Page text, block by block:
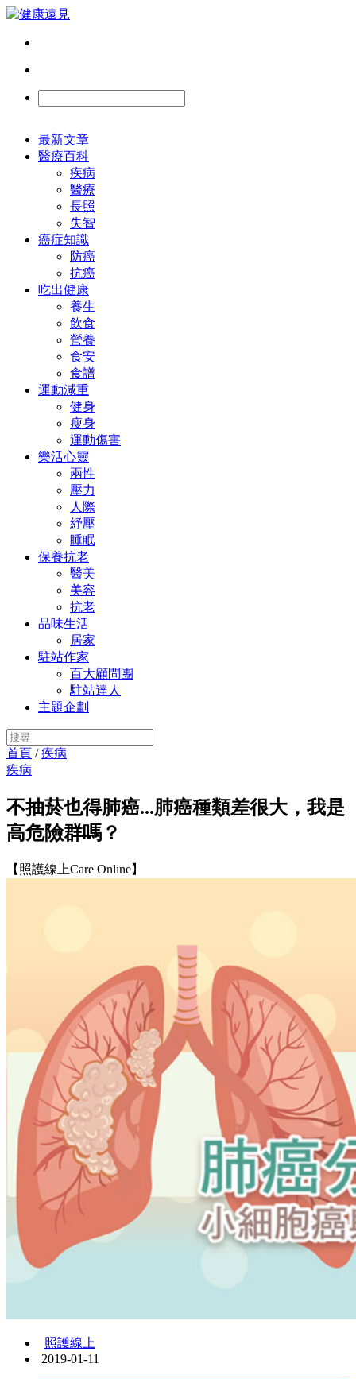
最新文章
醫療百科
疾病
醫療
長照
失智
癌症知識
防癌
抗癌
吃出健康
養生
飲食
營養
食安
食譜
運動減重
健身
瘦身
運動傷害
樂活心靈
兩性
壓力
人際
紓壓
睡眠
保養抗老
醫美
美容
抗老
品味生活
居家
駐站作家
百大顧問團
駐站達人
主題企劃
首頁 /疾病
疾病
不抽菸也得肺癌...肺癌種類差很大，我是
高危險群嗎？
【照護線上Care Online】
照護線上
2019-01-11